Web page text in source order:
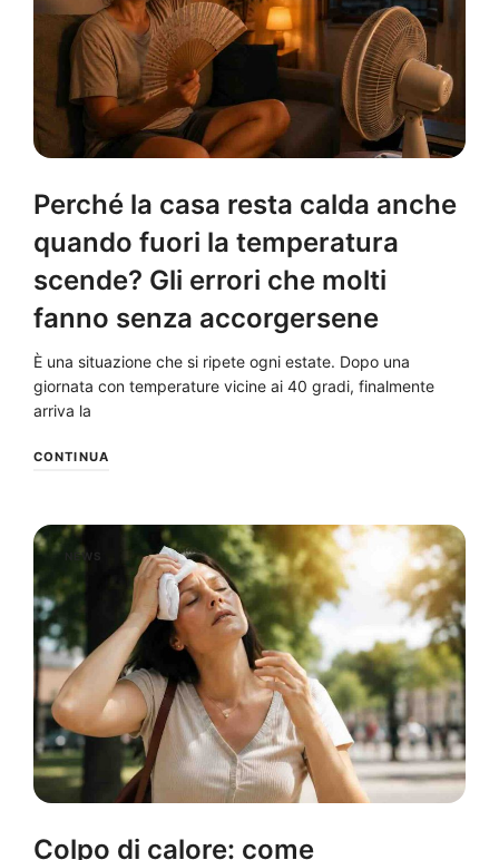
Perché la casa resta calda anche
quando fuori la temperatura
scende? Gli errori che molti
fanno senza accorgersene
È una situazione che si ripete ogni estate. Dopo una
giornata con temperature vicine ai 40 gradi, finalmente
arriva la
CONTINUA
NEWS
Colpo di calore: come